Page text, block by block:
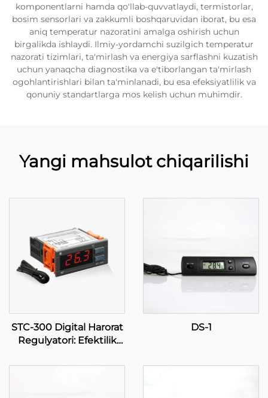
komponentlarni hamda qo'llab-quvvatlaydi, termistorlar,
bosim sensorlari va zakkumli boshqaruvidan iborat, bu esa
aniq temperatur nazoratini amalga oshirish uchun
birgalikda ishlaydi. Ilmiy-yordamchi suzilgich temperatur
nazorati tizimlari, ta'mirlash va energiya sarflashni kuzatish
uchun yanaqcha diagnostika va e'tiborlangan ta'mirlash
ogohlantirishlari bilan ta'minlanadi, bu esa efeksiyatlilik va
qonuniy standartlarga mos kelish uchun muhimdir.
Yangi mahsulot chiqarilishi
STC-300 Digital Harorat
Regulyatori: Efektilik
Ko'pfunksionallik
DS-1